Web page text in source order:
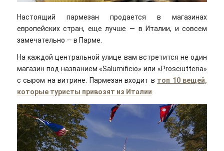
Настоящий пармезан продается в магазинах
европейских стран, еще лучше — в Италии, и совсем
замечательно — в Парме.
На каждой центральной улице вам встретится не один
магазин под названием «Salumificio» или «Prosciutteria»
с сыром на витрине. Пармезан входит в топ 10 вещей,
которые туристы привозят из Италии.